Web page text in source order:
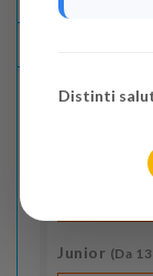
(Da
Junior (Da
Distinti